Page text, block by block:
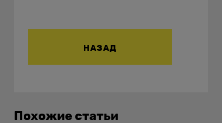
НАЗАД
Похожие статьи